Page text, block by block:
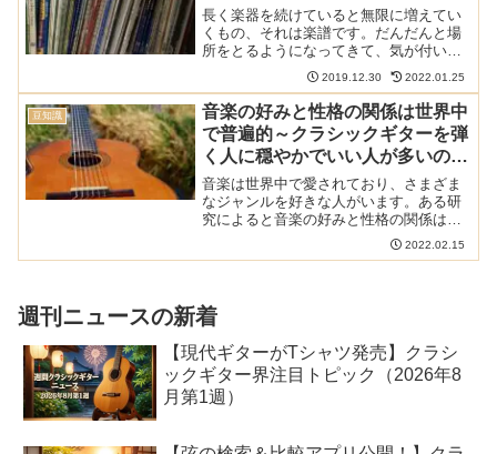
長く楽器を続けていると無限に増えてい
くもの、それは楽譜です。だんだんと場
所をとるようになってきて、気が付いた
時には収拾がつかなくなってしまいま
す。たまに整理整頓してやるとすっきり
して楽器を弾く意欲がわいてきます。本
サイトの電子楽譜に関する記...
2019.12.30 2022.01.25
豆知識
音楽の好みと性格の関係は世界中
で普遍的～クラシックギターを弾
く人に穏やかでいい人が多いのは
本当かも
音楽は世界中で愛されており、さまざま
なジャンルを好きな人がいます。ある研
究によると音楽の好みと性格の関係は普
遍的なのだそうです。クラシックギター
を弾く人におとなしくていい人が多いと
2022.02.15
週刊ニュースの新着
【現代ギターがTシャツ発売】クラシ
ックギター界注目トピック（2026年8
月第1週）